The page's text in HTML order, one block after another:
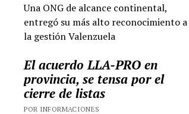
Una ONG de alcance continental,
entregó su más alto reconocimiento a
la gestión Valenzuela
El acuerdo LLA-PRO en
provincia, se tensa por el
cierre de listas
POR INFORMACIONES